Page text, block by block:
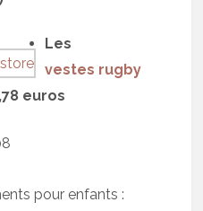
Les
vestes rugby
euros
pour enfants :